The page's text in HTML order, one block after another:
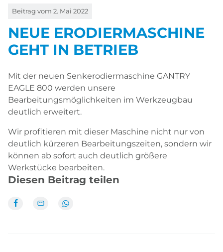
Beitrag vom 2. Mai 2022
NEUE ERODIERMASCHINE
GEHT IN BETRIEB
Mit der neuen Senkerodiermaschine GANTRY
EAGLE 800 werden unsere
Bearbeitungsmöglichkeiten im Werkzeugbau
deutlich erweitert.
Wir profitieren mit dieser Maschine nicht nur von
deutlich kürzeren Bearbeitungszeiten, sondern wir
können ab sofort auch deutlich größere
Werkstücke bearbeiten.
Diesen Beitrag teilen